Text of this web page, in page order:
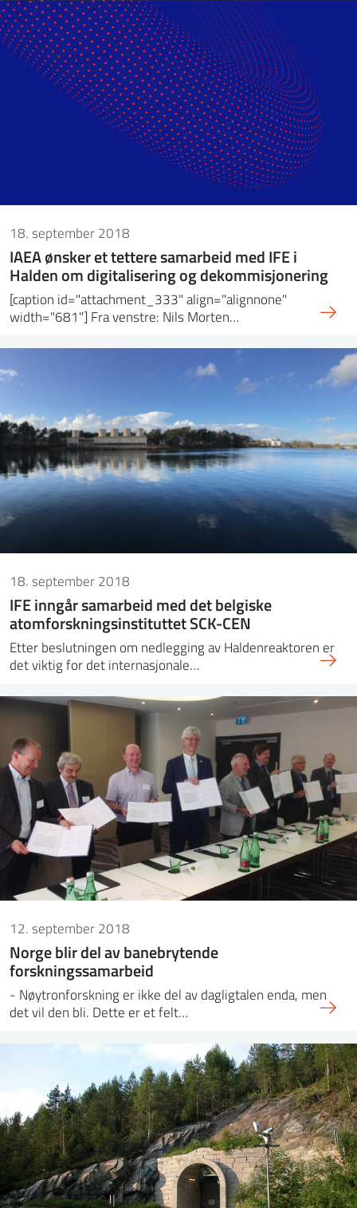
18. september 2018
IAEA ønsker et tettere samarbeid med IFE i
Halden om digitalisering og dekommisjonering
[caption id="attachment_333" align="alignnone"
width="681"] Fra venstre: Nils Morten…
18. september 2018
IFE inngår samarbeid med det belgiske
atomforskningsinstituttet SCK-CEN
Etter beslutningen om nedlegging av Haldenreaktoren er
det viktig for det internasjonale…
12. september 2018
Norge blir del av banebrytende
forskningssamarbeid
- Nøytronforskning er ikke del av dagligtalen enda, men
det vil den bli. Dette er et felt…